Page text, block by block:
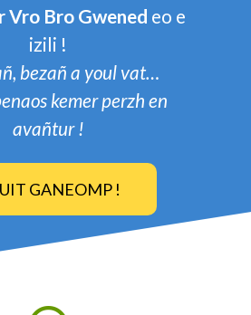
Vro Bro Gwened eo e
izili !
bezañ a youl vat…
kemer perzh en
avañtur !
GANEOMP !